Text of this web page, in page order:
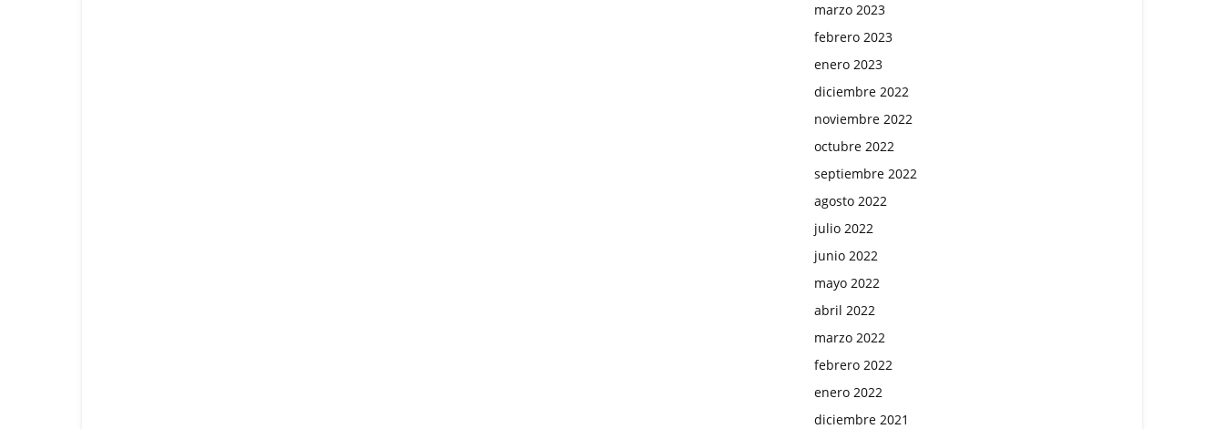
marzo 2023
febrero 2023
enero 2023
diciembre 2022
noviembre 2022
octubre 2022
septiembre 2022
agosto 2022
julio 2022
junio 2022
mayo 2022
abril 2022
marzo 2022
febrero 2022
enero 2022
diciembre 2021